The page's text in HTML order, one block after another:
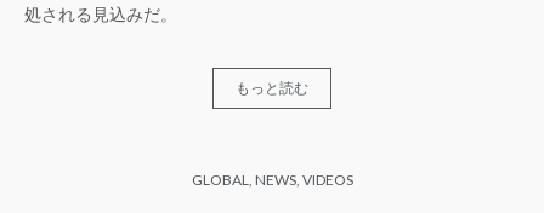
処される見込みだ。
もっと読む
GLOBAL NEWS, VIDEOS